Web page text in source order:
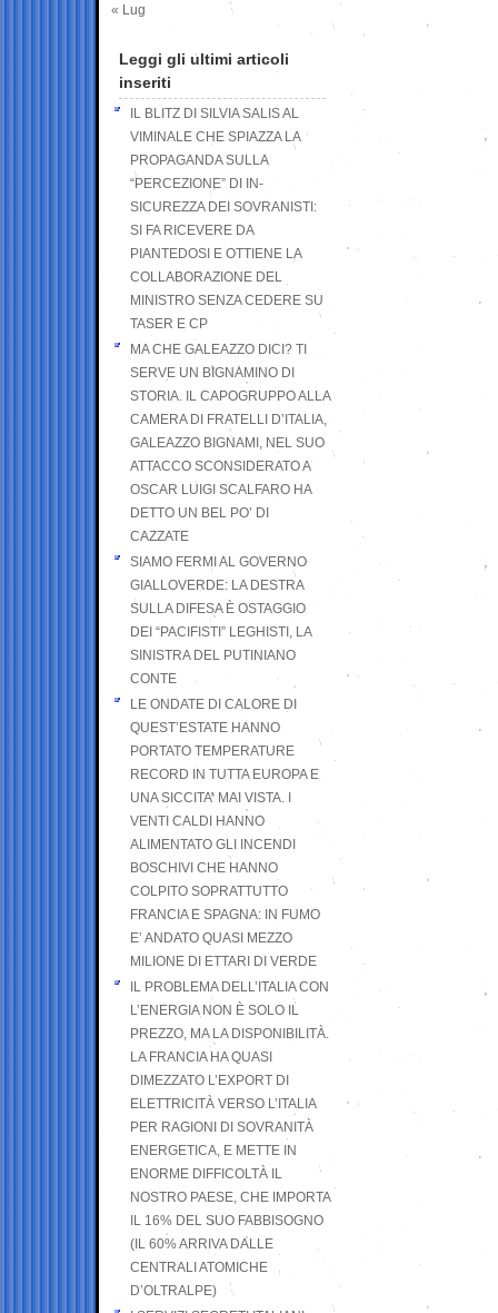
« Lug
Leggi gli ultimi articoli
inseriti
IL BLITZ DI SILVIA SALIS AL
VIMINALE CHE SPIAZZA LA
PROPAGANDA SULLA
“PERCEZIONE” DI IN-
SICUREZZA DEI SOVRANISTI:
SI FA RICEVERE DA
PIANTEDOSI E OTTIENE LA
COLLABORAZIONE DEL
MINISTRO SENZA CEDERE SU
TASER E CP
MA CHE GALEAZZO DICI? TI
SERVE UN BIGNAMINO DI
STORIA. IL CAPOGRUPPO ALLA
CAMERA DI FRATELLI D’ITALIA,
GALEAZZO BIGNAMI, NEL SUO
ATTACCO SCONSIDERATO A
OSCAR LUIGI SCALFARO HA
DETTO UN BEL PO’ DI
CAZZATE
SIAMO FERMI AL GOVERNO
GIALLOVERDE: LA DESTRA
SULLA DIFESA È OSTAGGIO
DEI “PACIFISTI” LEGHISTI, LA
SINISTRA DEL PUTINIANO
CONTE
LE ONDATE DI CALORE DI
QUEST’ESTATE HANNO
PORTATO TEMPERATURE
RECORD IN TUTTA EUROPA E
UNA SICCITA’ MAI VISTA. I
VENTI CALDI HANNO
ALIMENTATO GLI INCENDI
BOSCHIVI CHE HANNO
COLPITO SOPRATTUTTO
FRANCIA E SPAGNA: IN FUMO
E’ ANDATO QUASI MEZZO
MILIONE DI ETTARI DI VERDE
IL PROBLEMA DELL’ITALIA CON
L’ENERGIA NON È SOLO IL
PREZZO, MA LA DISPONIBILITÀ.
LA FRANCIA HA QUASI
DIMEZZATO L’EXPORT DI
ELETTRICITÀ VERSO L’ITALIA
PER RAGIONI DI SOVRANITÀ
ENERGETICA, E METTE IN
ENORME DIFFICOLTÀ IL
NOSTRO PAESE, CHE IMPORTA
IL 16% DEL SUO FABBISOGNO
(IL 60% ARRIVA DALLE
CENTRALI ATOMICHE
D’OLTRALPE)